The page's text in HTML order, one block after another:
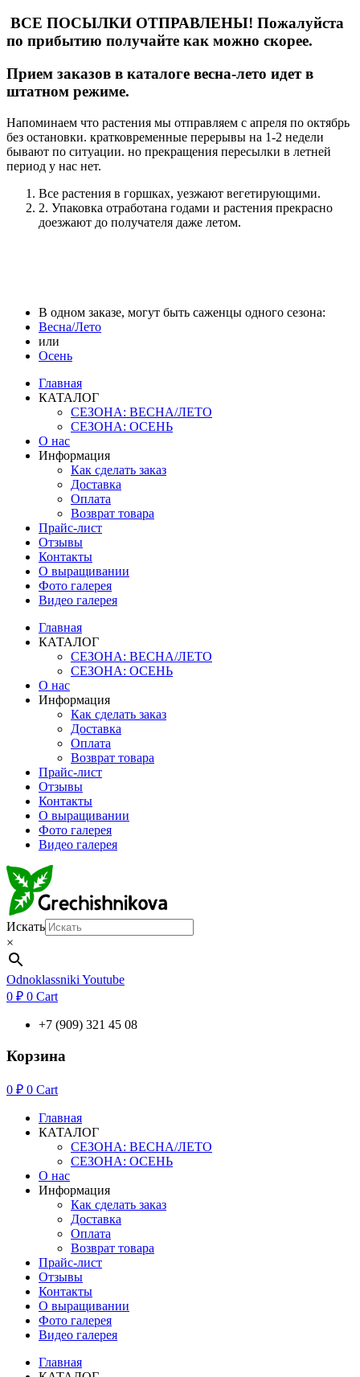
ВСЕ ПОСЫЛКИ ОТПРАВЛЕНЫ! Пожалуйста
по прибытию получайте как можно скорее.
Прием заказов в каталоге весна-лето идет в
штатном режиме.
Напоминаем что растения мы отправляем с апреля по октябрь
без остановки. кратковременные перерывы на 1-2 недели
бывают по ситуации. но прекращения пересылки в летней
период у нас нет.
Все растения в горшках, уезжают вегетирующими.
2. Упаковка отработана годами и растения прекрасно
доезжают до получателя даже летом.
В одном заказе, могут быть саженцы одного сезона:
Весна/Лето
или
Осень
Главная
КАТАЛОГ
СЕЗОНА: ВЕСНА/ЛЕТО
СЕЗОНА: ОСЕНЬ
О нас
Информация
Как сделать заказ
Доставка
Оплата
Возврат товара
Прайс-лист
Отзывы
Контакты
О выращивании
Фото галерея
Видео галерея
Главная
КАТАЛОГ
СЕЗОНА: ВЕСНА/ЛЕТО
СЕЗОНА: ОСЕНЬ
О нас
Информация
Как сделать заказ
Доставка
Оплата
Возврат товара
Прайс-лист
Отзывы
Контакты
О выращивании
Фото галерея
Видео галерея
Искать
×
Odnoklassniki Youtube
0 ₽ 0 Cart
+7 (909) 321 45 08
Корзина
0 ₽ 0 Cart
Главная
КАТАЛОГ
СЕЗОНА: ВЕСНА/ЛЕТО
СЕЗОНА: ОСЕНЬ
О нас
Информация
Как сделать заказ
Доставка
Оплата
Возврат товара
Прайс-лист
Отзывы
Контакты
О выращивании
Фото галерея
Видео галерея
Главная